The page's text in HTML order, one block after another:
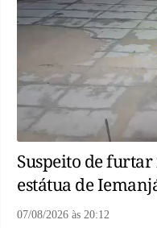
Suspeito de
estátua de
07/08/2026 às 20:12